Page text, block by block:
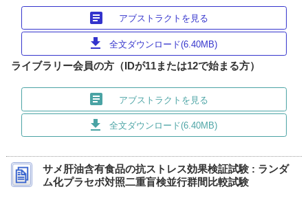
article アブストラクトを見る
download 全文ダウンロード(6.40MB)
ライブラリー会員の方（IDが11または12で始まる方）
article アブストラクトを見る
download 全文ダウンロード(6.40MB)
サメ肝油含有食品の抗ストレス効果検証試験 : ランダ
ム化プラセボ対照二重盲検並行群間比較試験